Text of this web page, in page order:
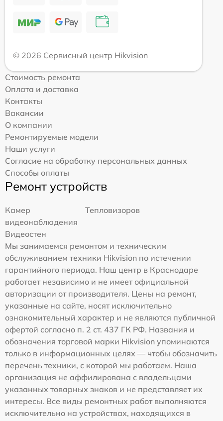
© 2026 Сервисный центр Hikvision
Стоимость ремонта
Оплата и доставка
Контакты
Вакансии
О компании
Ремонтируемые модели
Наши услуги
Согласие на обработку персональных данных
Способы оплаты
Ремонт устройств
Камер
видеонаблюдения
Тепловизоров
Видеостен
Мы занимаемся ремонтом и техническим
обслуживанием техники Hikvision по истечении
гарантийного периода. Наш центр в Краснодаре
работает независимо и не имеет официальной
авторизации от производителя. Цены на ремонт,
указанные на сайте, носят исключительно
ознакомительный характер и не являются публичной
офертой согласно п. 2 ст. 437 ГК РФ. Названия и
обозначения торговой марки Hikvision упоминаются
только в информационных целях — чтобы обозначить
перечень техники, с которой мы работаем. Наша
организация не аффилирована с владельцами
указанных товарных знаков и не представляет их
интересы. Все виды ремонтных работ выполняются
исключительно на устройствах, находящихся в